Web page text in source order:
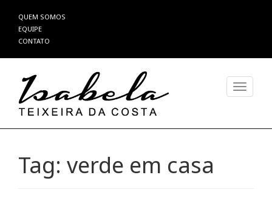
Pular
para
o
QUEM SOMOS
EQUIPE
CONTATO
Tag: verde em casa